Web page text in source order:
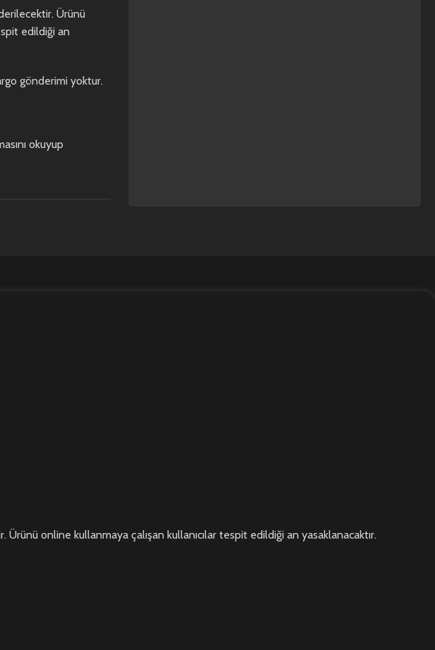
Ürünü
edildiği an
gönderimi yoktur.
okuyup
online kullanmaya çalışan kullanıcılar tespit edildiği an yasaklanacaktır.